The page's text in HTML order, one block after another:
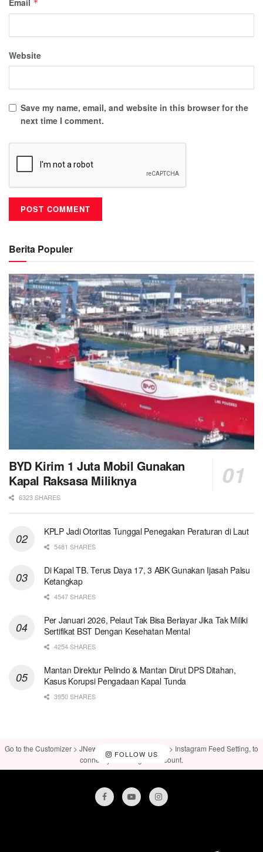
*
Website
Save my name, email, and website in this browser for the
next time I comment.
Berita Populer
BYD Kirim 1 Juta Mobil Gunakan
Kapal Raksasa Miliknya
6323 SHARES
KPLP Jadi Otoritas Tunggal Penegakan Peraturan di Laut
5481 SHARES
Di Kapal TB. Terus Daya 17, 3 ABK Gunakan Ijasah Palsu
Ketangkap
4547 SHARES
Per Januari 2026, Pelaut Tak Bisa Berlayar Jika Tak Miliki
Sertifikat BST Dengan Kesehatan Mental
4254 SHARES
Mantan Direktur Pelindo & Mantan Dirut DPS Ditahan,
Kasus Korupsi Pengadaan Kapal Tunda
3950 SHARES
FOLLOW US
Go to the Customizer > JNews : Social, Like & View > Instagram Feed Setting, to
connect your Instagram account.